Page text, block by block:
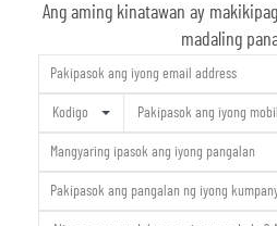
Ang aming kinatawan ay
madaling
Kodigo